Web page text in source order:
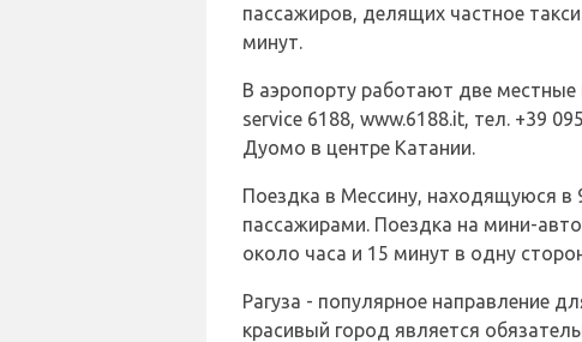
пассажиров, делящих частное
минут.
В аэропорту работают две местные
service 6188, www.6188.it, тел. +39
Дуомо в центре Катании.
Поездка в Мессину, находящуюся в
пассажирами. Поездка на мини-
около часа и 15 минут в одну
Рагуза - популярное направление
красивый город является